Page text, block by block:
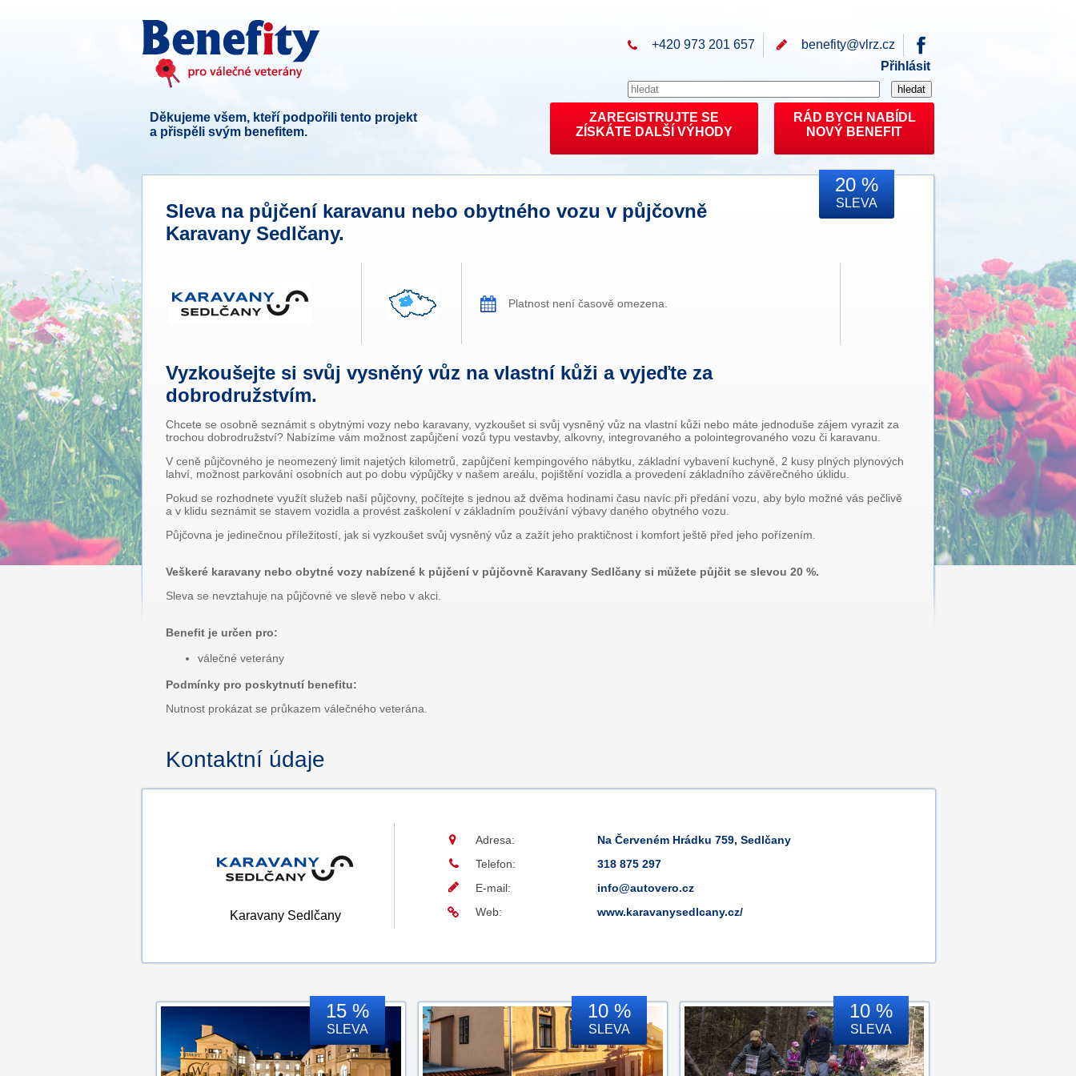
+420 973 201 657 benefity@vlrz.cz
Přihlásit
RÁD BYCH NABÍDL
NOVÝ BENEFIT
ZAREGISTRUJTE SE
ZÍSKÁTE DALŠÍ VÝHODY
Děkujeme všem, kteří podpořili tento projekt
a přispěli svým benefitem.
20 %
SLEVA
Sleva na půjčení karavanu nebo obytného vozu v půjčovně
Karavany Sedlčany.
Platnost není časově omezena.
Vyzkoušejte si svůj vysněný vůz na vlastní kůži a vyjeďte za
dobrodružstvím.
Chcete se osobně seznámit s obytnými vozy nebo karavany, vyzkoušet si svůj vysněný vůz na vlastní kůži nebo máte jednoduše zájem vyrazit za
trochou dobrodružství? Nabízíme vám možnost zapůjčení vozů typu vestavby, alkovny, integrovaného a polointegrovaného vozu či karavanu.
V ceně půjčovného je neomezený limit najetých kilometrů, zapůjčení kempingového nábytku, základní vybavení kuchyně, 2 kusy plných plynových
lahví, možnost parkování osobních aut po dobu výpůjčky v našem areálu, pojištění vozidla a provedení základního závěrečného úklidu.
Pokud se rozhodnete využít služeb naší půjčovny, počítejte s jednou až dvěma hodinami času navíc při předání vozu, aby bylo možné vás pečlivě
a v klidu seznámit se stavem vozidla a provést zaškolení v základním používání výbavy daného obytného vozu.
Půjčovna je jedinečnou příležitostí, jak si vyzkoušet svůj vysněný vůz a zažít jeho praktičnost i komfort ještě před jeho pořízením.
Veškeré karavany nebo obytné vozy nabízené k půjčení v půjčovně Karavany Sedlčany si můžete půjčit se slevou 20 %.
Sleva se nevztahuje na půjčovné ve slevě nebo v akci.
Benefit je určen pro:
válečné veterány
Podmínky pro poskytnutí benefitu:
Nutnost prokázat se průkazem válečného veterána.
Kontaktní údaje
Karavany Sedlčany
Adresa:
Na Červeném Hrádku 759, Sedlčany
Telefon:
318 875 297
E-mail:
info@autovero.cz
Web:
www.karavanysedlcany.cz/
15 %
SLEVA
10 %
SLEVA
10 %
SLEVA